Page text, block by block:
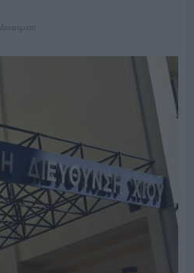
Διαφήμιση